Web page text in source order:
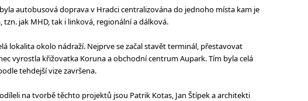
autobusová doprava v Hradci centralizována do jednoho místa kam je
tzn. jak MHD, tak i linková, regionální a dálková.
lokalita okolo nádraží. Nejprve se začal stavět terminál, přestavovat
vyrostla křižovatka Koruna a obchodní centrum Aupark. Tím byla celá
tehdejší vize završena.
na tvorbě těchto projektů jsou Patrik Kotas, Jan Štípek a architekti